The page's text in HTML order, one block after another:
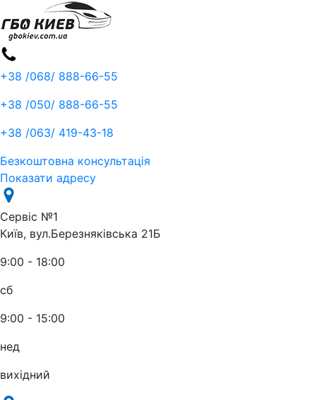
+38 /068/ 888-66-55
+38 /050/ 888-66-55
+38 /063/ 419-43-18
Безкоштовна консультація
Показати адресу
Сервіс №1
Київ, вул.Березняківська 21Б
9:00 - 18:00
сб
9:00 - 15:00
нед
вихідний